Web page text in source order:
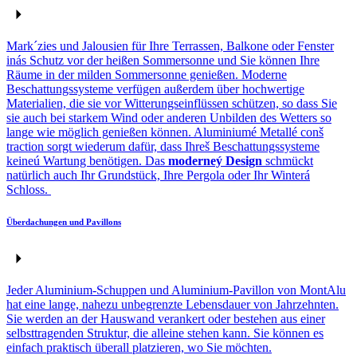
Mark´zies und Jalousien für Ihre Terrassen, Balkone oder Fenster
inás Schutz vor der heißen Sommersonne und Sie können Ihre
Räume in der milden Sommersonne genießen. Moderne
Beschattungssysteme verfügen außerdem über hochwertige
Materialien, die sie vor Witterungseinflüssen schützen, so dass Sie
sie auch bei starkem Wind oder anderen Unbilden des Wetters so
lange wie möglich genießen können. Aluminiumé Metallé conš
traction sorgt wiederum dafür, dass Ihreš Beschattungssysteme
keineú Wartung benötigen. Das moderneý Design schmückt
natürlich auch Ihr Grundstück, Ihre Pergola oder Ihr Winterá
Schloss.
Überdachungen und Pavillons
Jeder Aluminium-Schuppen und Aluminium-Pavillon von MontAlu
hat eine lange, nahezu unbegrenzte Lebensdauer von Jahrzehnten.
Sie werden an der Hauswand verankert oder bestehen aus einer
selbsttragenden Struktur, die alleine stehen kann. Sie können es
einfach praktisch überall platzieren, wo Sie möchten.